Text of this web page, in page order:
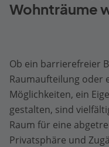
Wohnträume
Ob ein barrierefreier
Raumaufteilung oder
Möglichkeiten, ein
gestalten, sind
Raum für eine
Privatsphäre und